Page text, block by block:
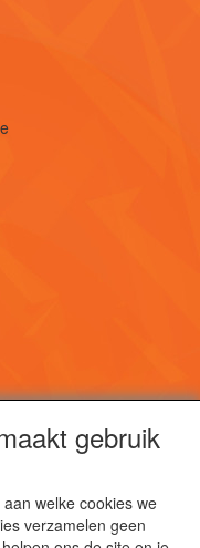
gebruik
welke cookies we
verzamelen geen